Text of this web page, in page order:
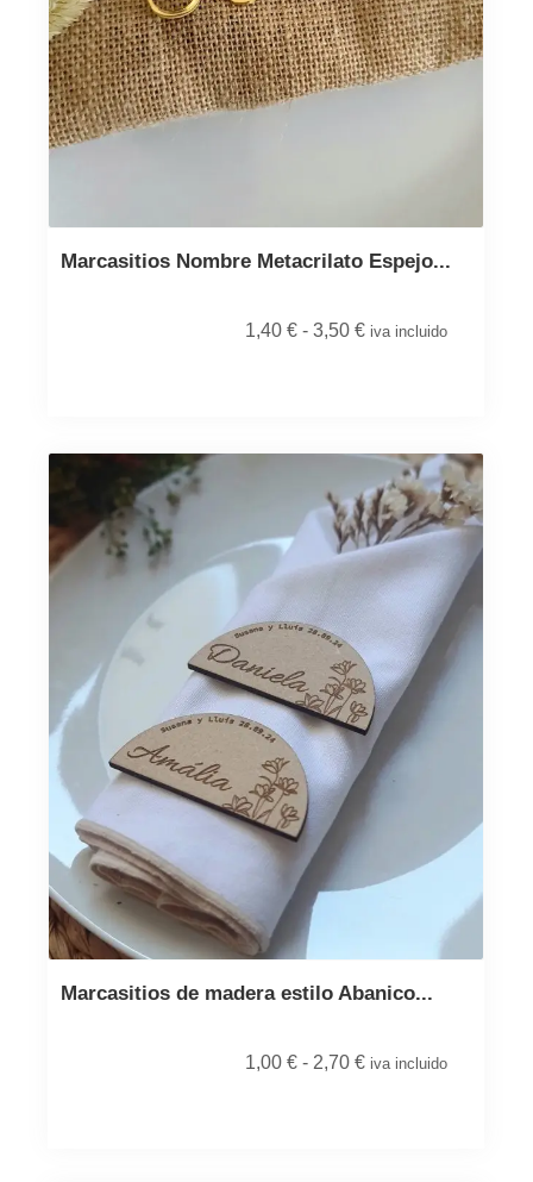
Marcasitios Nombre Metacrilato Espejo...
1,40 € - 3,50 € iva incluido
Marcasitios de madera estilo Abanico...
1,00 € - 2,70 € iva incluido